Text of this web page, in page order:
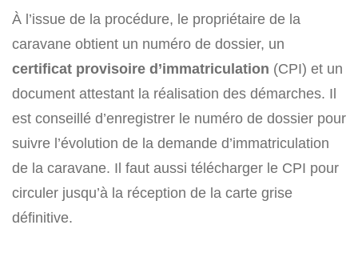
À l’issue de la procédure, le propriétaire de la
caravane obtient un numéro de dossier, un
certificat provisoire d’immatriculation (CPI) et un
document attestant la réalisation des démarches. Il
est conseillé d’enregistrer le numéro de dossier pour
suivre l’évolution de la demande d’immatriculation
de la caravane. Il faut aussi télécharger le CPI pour
circuler jusqu’à la réception de la carte grise
définitive.